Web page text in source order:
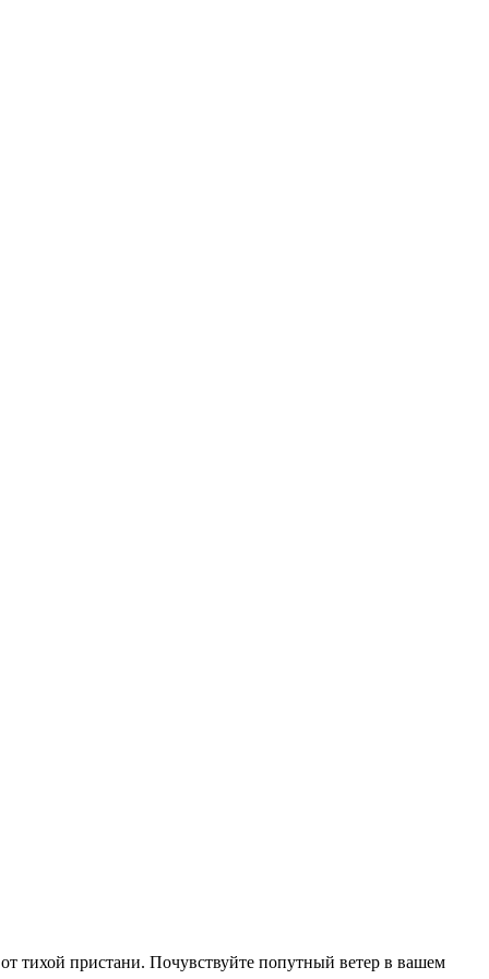
тихой пристани. Почувствуйте попутный ветер в вашем